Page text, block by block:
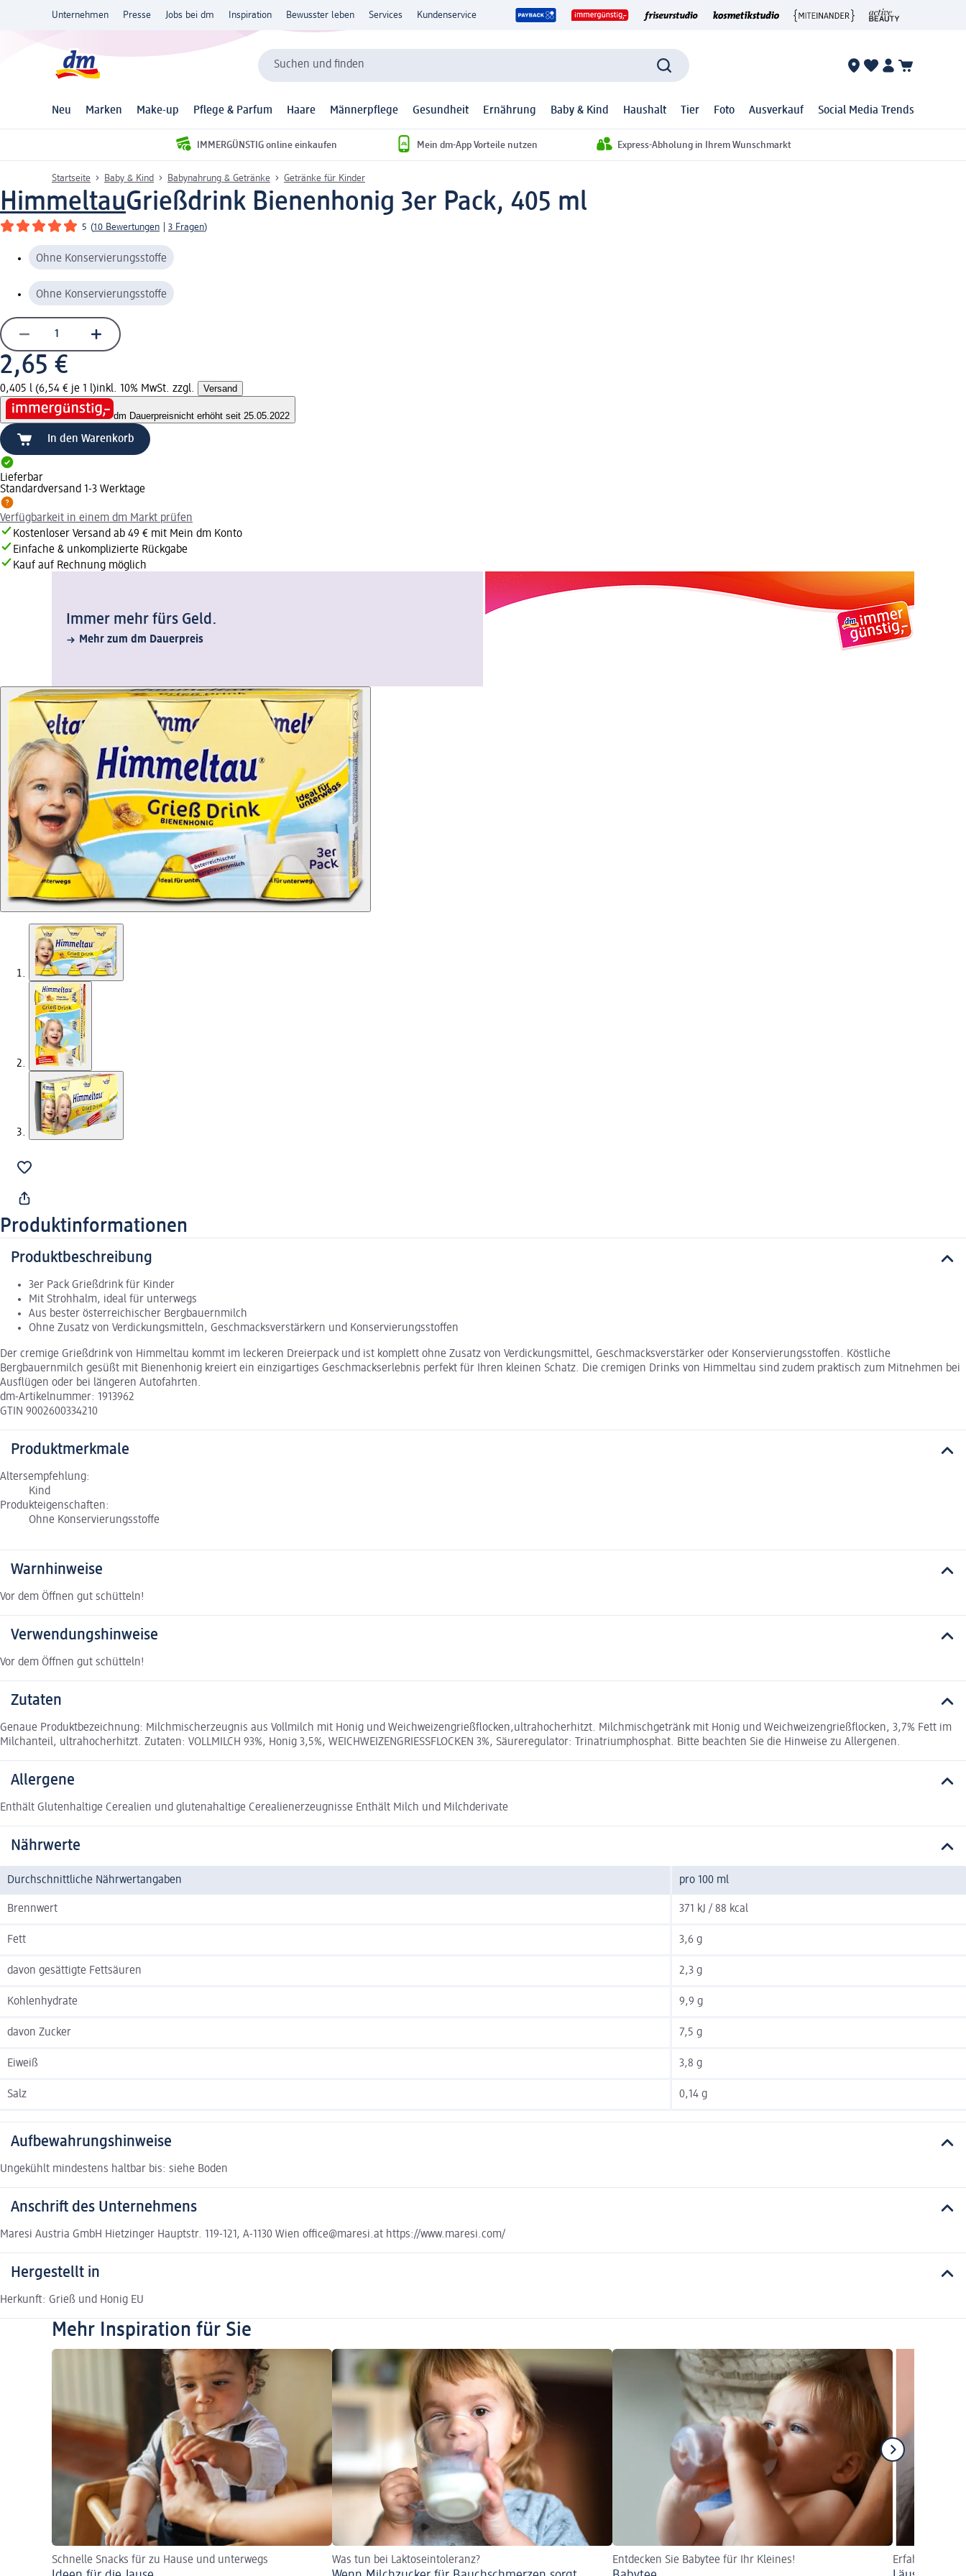
Unternehmen Presse Jobs bei dm Inspiration Bewusster leben Services Kundenservice
Suchen und finden
Neu Marken Make-up Pflege & Parfum Haare Männerpflege Gesundheit Ernährung Baby & Kind Haushalt Tier Foto Ausverkauf Social Media Trends
IMMERGÜNSTIG online einkaufen Mein dm-App Vorteile nutzen Express-Abholung in Ihrem Wunschmarkt
Startseite Baby & Kind Babynahrung & Getränke Getränke für Kinder
HimmeltauGrießdrink Bienenhonig 3er Pack, 405 ml
5 (10 Bewertungen 3 Fragen)
Ohne Konservierungsstoffe
Ohne Konservierungsstoffe
2,65 €
0,405 l (6,54 € je 1 l)inkl. 10% MwSt. zzgl. Versand
dm Dauerpreisnicht erhöht seit 25.05.2022
In den Warenkorb
Lieferbar
Standardversand 1-3 Werktage
Verfügbarkeit in einem dm Markt prüfen
Kostenloser Versand ab 49 € mit Mein dm Konto
Einfache & unkomplizierte Rückgabe
Kauf auf Rechnung möglich
Immer mehr fürs Geld.
Mehr zum dm Dauerpreis
Produktinformationen
Produktbeschreibung
3er Pack Grießdrink für Kinder
Mit Strohhalm, ideal für unterwegs
Aus bester österreichischer Bergbauernmilch
Ohne Zusatz von Verdickungsmitteln, Geschmacksverstärkern und Konservierungsstoffen
Der cremige Grießdrink von Himmeltau kommt im leckeren Dreierpack und ist komplett ohne Zusatz von Verdickungsmittel, Geschmacksverstärker oder Konservierungsstoffen. Köstliche
Bergbauernmilch gesüßt mit Bienenhonig kreiert ein einzigartiges Geschmackserlebnis perfekt für Ihren kleinen Schatz. Die cremigen Drinks von Himmeltau sind zudem praktisch zum Mitnehmen bei
Ausflügen oder bei längeren Autofahrten.
dm-Artikelnummer: 1913962
GTIN 9002600334210
Produktmerkmale
Altersempfehlung:
Kind
Produkteigenschaften:
Ohne Konservierungsstoffe
Warnhinweise
Vor dem Öffnen gut schütteln!
Verwendungshinweise
Vor dem Öffnen gut schütteln!
Zutaten
Genaue Produktbezeichnung: Milchmischerzeugnis aus Vollmilch mit Honig und Weichweizengrießflocken,ultrahocherhitzt. Milchmischgetränk mit Honig und Weichweizengrießflocken, 3,7% Fett im
Milchanteil, ultrahocherhitzt. Zutaten: VOLLMILCH 93%, Honig 3,5%, WEICHWEIZENGRIESSFLOCKEN 3%, Säureregulator: Trinatriumphosphat. Bitte beachten Sie die Hinweise zu Allergenen.
Allergene
Enthält Glutenhaltige Cerealien und glutenahaltige Cerealienerzeugnisse Enthält Milch und Milchderivate
Nährwerte
Durchschnittliche Nährwertangaben pro 100 ml
Brennwert 371 kJ / 88 kcal
Fett 3,6 g
davon gesättigte Fettsäuren 2,3 g
Kohlenhydrate 9,9 g
davon Zucker 7,5 g
Eiweiß 3,8 g
Salz 0,14 g
Aufbewahrungshinweise
Ungekühlt mindestens haltbar bis: siehe Boden
Anschrift des Unternehmens
Maresi Austria GmbH Hietzinger Hauptstr. 119-121, A-1130 Wien office@maresi.at https://www.maresi.com/
Hergestellt in
Herkunft: Grieß und Honig EU
Mehr Inspiration für Sie
Schnelle Snacks für zu Hause und unterwegs Was tun bei Laktoseintoleranz? Entdecken Sie Babytee für Ihr Kleines! Erfahren Sie,